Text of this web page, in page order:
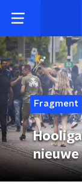
Fragment
nieuwe